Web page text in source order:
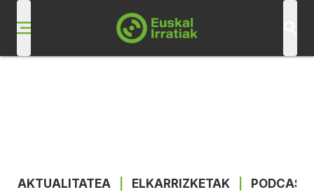
AKTUALITATEA ELKARRIZKETAK